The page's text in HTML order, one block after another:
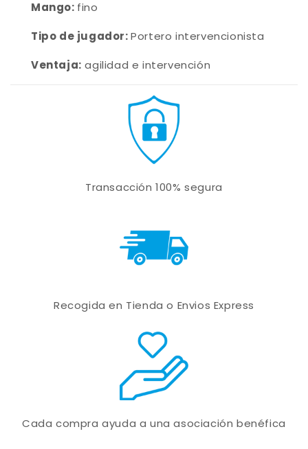
Mango: fino
Tipo de jugador: Portero intervencionista
Ventaja: agilidad e intervención
Transacción 100% segura
Recogida en Tienda o Envios Express
Cada compra ayuda a una asociación benéfica